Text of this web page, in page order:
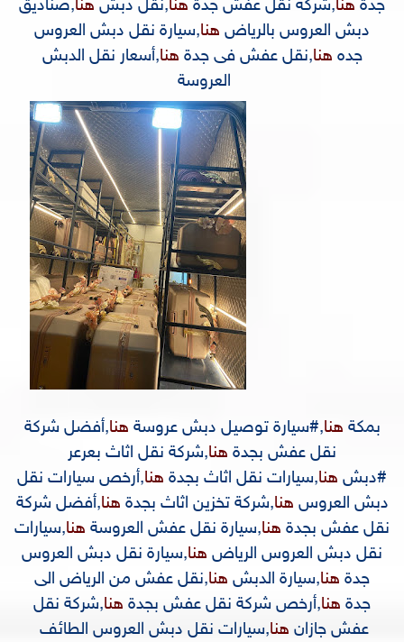
جدة هنا,شركة نقل عفش جدة هنا,نقل دبش هنا,صناديق
دبش العروس بالرياض هنا,سيارة نقل دبش العروس
جده هنا,نقل عفش فى جدة هنا,أسعار نقل الدبش
العروسة
بمكة هنا,#سيارة توصيل دبش عروسة هنا,أفضل شركة
نقل عفش بجدة هنا,شركة نقل اثاث بعرعر
#دبش هنا,سيارات نقل اثاث بجدة هنا,أرخص سيارات نقل
دبش العروس هنا,شركة تخزين اثاث بجدة هنا,أفضل شركة
نقل عفش بجدة هنا,سيارة نقل عفش العروسة هنا,سيارات
نقل دبش العروس الرياض هنا,سيارة نقل دبش العروس
جدة هنا,سيارة الدبش هنا,نقل عفش من الرياض الى
جدة هنا,أرخص شركة نقل عفش بجدة هنا,شركة نقل
عفش جازان هنا,سيارات نقل دبش العروس الطائف